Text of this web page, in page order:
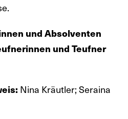
und Absolventen
und Teufner
Nina Kräutler; Seraina